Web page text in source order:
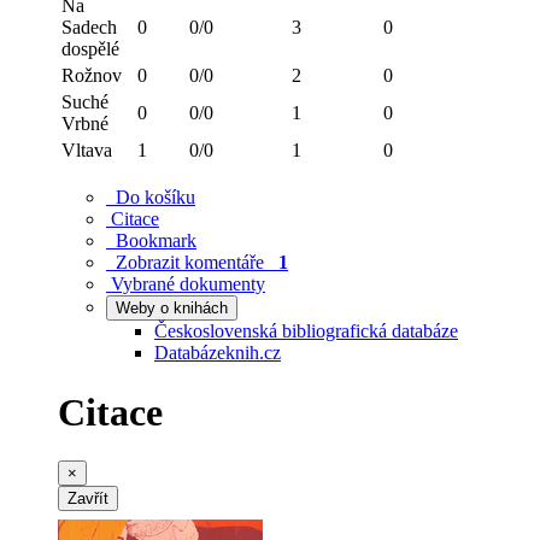
Na
Sadech
dospělé
0 0/0 3 0
Rožnov 0 0/0 2
0
Suché
Vrbné
0 0/0 1
0
Vltava
1 0/0 1 0
Do košíku
Citace
Bookmark
Zobrazit komentáře 1
Vybrané dokumenty
Weby o knihách
Československá bibliografická databáze
Databázeknih.cz
Citace
×
Zavřít